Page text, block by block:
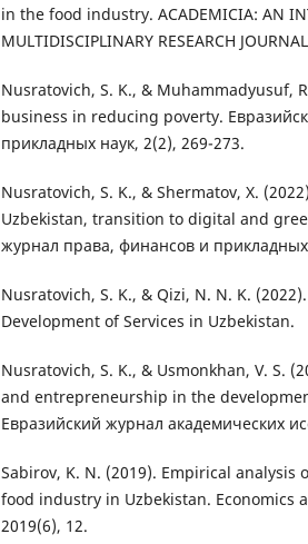
in the food industry. ACADEMICIA: AN
MULTIDISCIPLINARY RESEARCH
Nusratovich, S. K., & Muhammadyusuf,
business in reducing poverty.
прикладных наук, 2(2), 269-273.
Nusratovich, S. K., & Shermatov, X.
Uzbekistan, transition to digital and
журнал права, финансов и прикладных
Nusratovich, S. K., & Qizi, N. N. K.
Development of Services in Uzbekistan.
Nusratovich, S. K., & Usmonkhan, V. S.
and entrepreneurship in the
Евразийский журнал академических
Sabirov, K. N. (2019). Empirical
food industry in Uzbekistan. Economics
2019(6), 12.